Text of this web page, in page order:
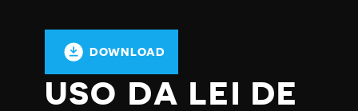
DOWNLOAD
USO DA LEI DE